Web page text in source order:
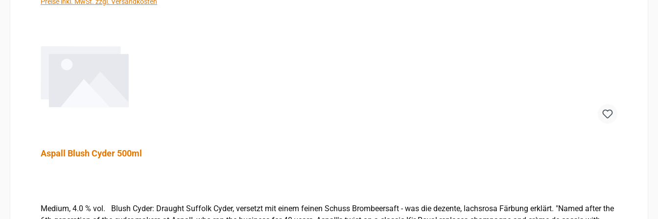
Aspall Blush Cyder 500ml
Medium, 4.0 % vol. Blush Cyder: Draught Suffolk Cyder, versetzt mit einem feinen Schuss Brombeersaft - was die dezente, lachsrosa Färbung erklärt. "Named after the